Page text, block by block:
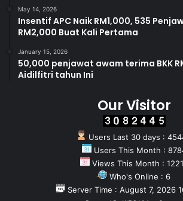
May 14, 2026
Insentif APC Naik RM1,000, 535
RM2,000 Buat Kali Pertama
January 15, 2026
50,000 penjawat awam terima BKK
Aidilfitri tahun Ini
Our Visitor
Users Last 30 days :
Users This Month :
Views This Month :
Who's Online : 6
Server Time : August 7, 2026